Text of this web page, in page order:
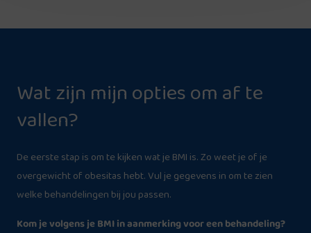
Wat zijn mijn opties om af te
vallen?
De eerste stap is om te kijken wat je BMI is. Zo weet je of je
overgewicht of obesitas hebt. Vul je gegevens in om te zien
welke behandelingen bij jou passen.
Kom je volgens je BMI in aanmerking voor een behandeling?